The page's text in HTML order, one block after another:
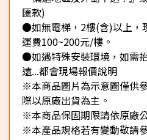
匯款)
●如無電梯，2樓(含)以上，
運費100~200元/樓。
●如遇特殊安裝環境，如需
遠...都會現場報價說明
※本商品圖片為示意圖僅供
際以原廠出貨為主。
※本商品保固期限請依原廠
※本產品規格若有變動敬請